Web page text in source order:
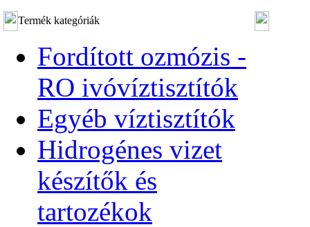
Termék kategóriák
Fordított ozmózis -
RO ivóvíztisztítók
Egyéb víztisztítók
Hidrogénes vizet
készítők és
tartozékok